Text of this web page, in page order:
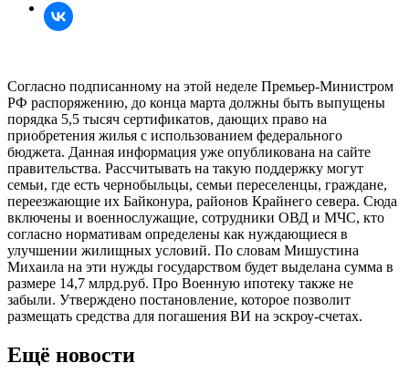
Согласно подписанному на этой неделе Премьер-Министром
РФ распоряжению, до конца марта должны быть выпущены
порядка 5,5 тысяч сертификатов, дающих право на
приобретения жилья с использованием федерального
бюджета. Данная информация уже опубликована на сайте
правительства. Рассчитывать на такую поддержку могут
семьи, где есть чернобыльцы, семьи переселенцы, граждане,
переезжающие их Байконура, районов Крайнего севера. Сюда
включены и военнослужащие, сотрудники ОВД и МЧС, кто
согласно нормативам определены как нуждающиеся в
улучшении жилищных условий. По словам Мишустина
Михаила на эти нужды государством будет выделана сумма в
размере 14,7 млрд.руб. Про Военную ипотеку также не
забыли. Утверждено постановление, которое позволит
размещать средства для погашения ВИ на эскроу-счетах.
Ещё новости